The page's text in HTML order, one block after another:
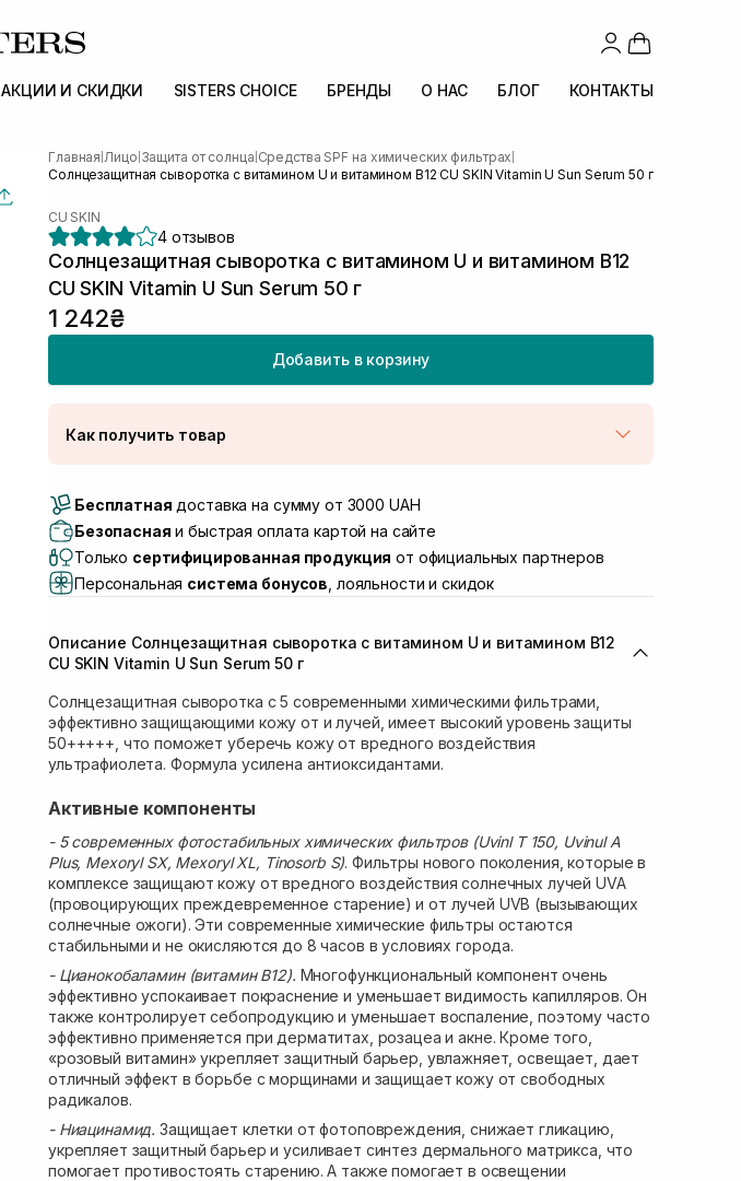
АКЦИИ И СКИДКИ SISTERS CHOICE БРЕНДЫ О НАС БЛОГ КОНТАКТЫ
Главная Лицо Защита от солнца Средства SPF на химических фильтрах
Солнцезащитная сыворотка с витамином U и витамином B12 CU SKIN Vitamin U Sun Serum 50 г
CU SKIN
4 отзывов
Солнцезащитная сыворотка с витамином U и витамином B12
CU SKIN Vitamin U Sun Serum 50 г
1 242₴
Добавить в корзину
Как получить товар
Самовывоз г. Луцк, Винниченка 4
Самовывоз г. Львов, ул. Академика Подстригача, 1В (Duck's
Самовывоз Львов (Ивана Франко 36) В наличии
Самовывоз г. Львов ул. Степана Бандеры 43 В наличии
Самовывоз г. Ровно, ул. Кулика и Гудачека 23 (ТЦ Экватор) В наличии
Бесплатная доставка на сумму от 3000 UAH
Безопасная и быстрая оплата картой на сайте
Только сертифицированная продукция от официальных партнеров
Персональная система бонусов , лояльности и скидок
Описание Солнцезащитная сыворотка с витамином U и витамином B12
CU SKIN Vitamin U Sun Serum 50 г
Солнцезащитная сыворотка с 5 современными химическими фильтрами,
эффективно защищающими кожу от и лучей, имеет высокий уровень защиты
50+++++, что поможет уберечь кожу от вредного воздействия
ультрафиолета. Формула усилена антиоксидантами.
Активные компоненты
- 5 современных фотостабильных химических фильтров (Uvinl T 150, Uvinul A
Plus, Mexoryl SX, Mexoryl XL, Tinosorb S). Фильтры нового поколения, которые в
комплексе защищают кожу от вредного воздействия солнечных лучей UVA
(провоцирующих преждевременное старение) и от лучей UVB (вызывающих
солнечные ожоги). Эти современные химические фильтры остаются
стабильными и не окисляются до 8 часов в условиях города.
- Цианокобаламин (витамин В12). Многофункциональный компонент очень
эффективно успокаивает покраснение и уменьшает видимость капилляров. Он
также контролирует себопродукцию и уменьшает воспаление, поэтому часто
эффективно применяется при дерматитах, розацеа и акне. Кроме того,
«розовый витамин» укрепляет защитный барьер, увлажняет, освещает, дает
отличный эффект в борьбе с морщинами и защищает кожу от свободных
радикалов.
- Ниацинамид. Защищает клетки от фотоповреждения, снижает гликацию,
укрепляет защитный барьер и усиливает синтез дермального матрикса, что
помогает противостоять старению. А также помогает в освещении